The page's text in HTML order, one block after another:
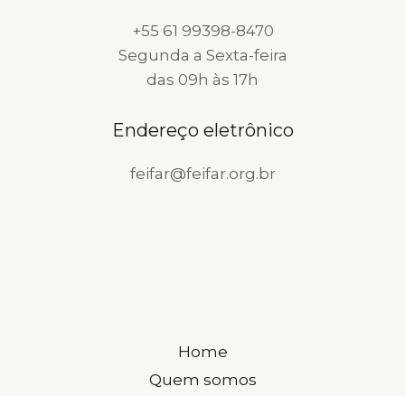
+55 61 99398-8470
Segunda a Sexta-feira
das 09h às 17h
Endereço eletrônico
feifar@feifar.org.br
Home
Quem somos